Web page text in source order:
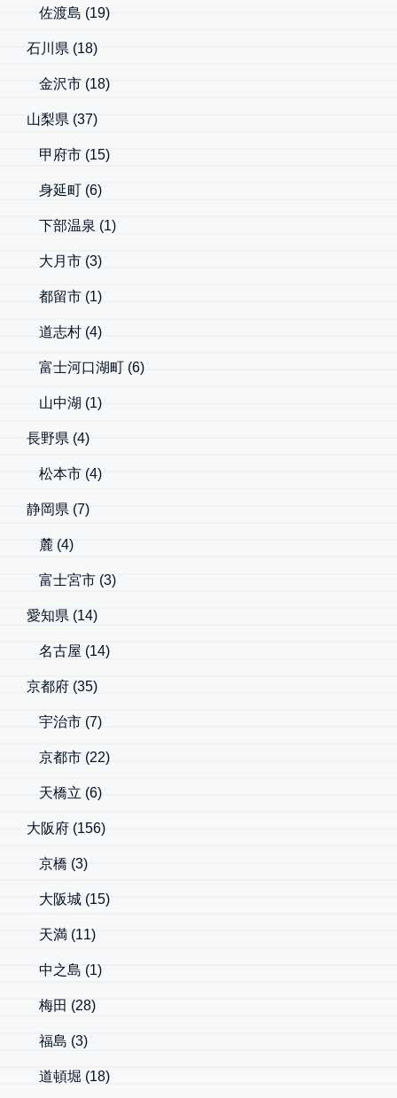
佐渡島 (19)
石川県 (18)
金沢市 (18)
山梨県 (37)
甲府市 (15)
身延町 (6)
下部温泉 (1)
大月市 (3)
都留市 (1)
道志村 (4)
富士河口湖町 (6)
山中湖 (1)
長野県 (4)
松本市 (4)
静岡県 (7)
麓 (4)
富士宮市 (3)
愛知県 (14)
名古屋 (14)
京都府 (35)
宇治市 (7)
京都市 (22)
天橋立 (6)
大阪府 (156)
京橋 (3)
大阪城 (15)
天満 (11)
中之島 (1)
梅田 (28)
福島 (3)
道頓堀 (18)